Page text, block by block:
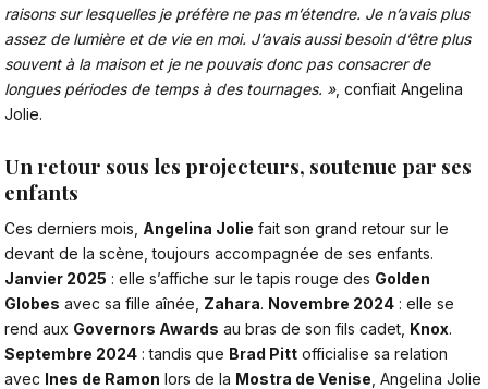
raisons sur lesquelles je préfère ne pas m’étendre. Je n’avais plus
assez de lumière et de vie en moi. J’avais aussi besoin d’être plus
souvent à la maison et je ne pouvais donc pas consacrer de
longues périodes de temps à des tournages. », confiait Angelina
Jolie.
Un retour sous les projecteurs, soutenue par ses
enfants
Ces derniers mois, Angelina Jolie fait son grand retour sur le
devant de la scène, toujours accompagnée de ses enfants.
Janvier 2025 : elle s’affiche sur le tapis rouge des Golden
Globes avec sa fille aînée, Zahara. Novembre 2024 : elle se
rend aux Governors Awards au bras de son fils cadet, Knox.
Septembre 2024 : tandis que Brad Pitt officialise sa relation
avec Ines de Ramon lors de la Mostra de Venise , Angelina Jolie